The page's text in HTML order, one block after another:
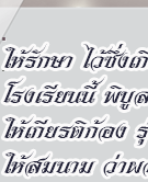
.
.